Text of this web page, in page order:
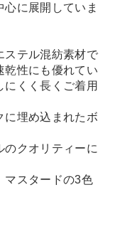
心に展開していま
ステル混紡素材で
乾性にも優れてい
にくく長くご着用
に埋め込まれたボ
のクオリティーに
マスタードの3色